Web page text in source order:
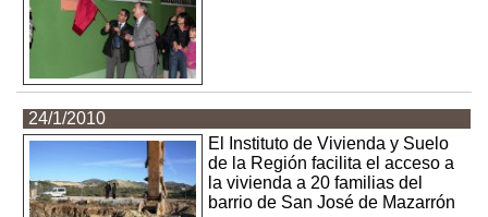
24/1/2010
El Instituto de Vivienda y Suelo
de la Región facilita el acceso a
la vivienda a 20 familias del
barrio de San José de Mazarrón